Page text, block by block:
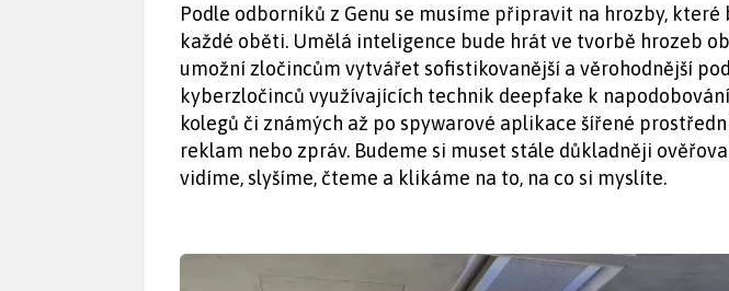
Podle odborníků z Genu se musíme připravit na hrozby, které
každé oběti. Umělá inteligence bude hrát ve tvorbě hrozeb
umožní zločincům vytvářet sofistikovanější a věrohodnější
kyberzločinců využívajících technik deepfake k
kolegů či známých až po spywarové aplikace šířené
reklam nebo zpráv. Budeme si muset stále důkladněji
vidíme, slyšíme, čteme a klikáme na to, na co si myslíte.